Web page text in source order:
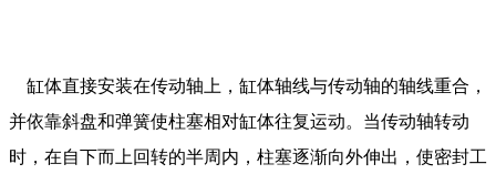
缸体直接安装在传动轴上，缸体轴线与传动轴的轴线重合，
并依靠斜盘和弹簧使柱塞相对缸体往复运动。当传动轴转动
时，在自下而上回转的半周内，柱塞逐渐向外伸出，使密封工